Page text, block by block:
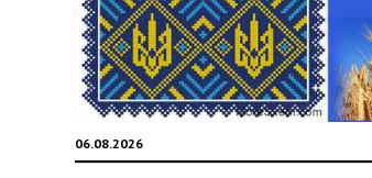
06.08.2026